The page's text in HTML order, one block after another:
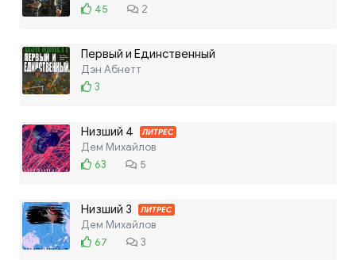
45
2
Первый и Единственный
Дэн Абнетт
3
Низший 4 ЛИТРЕС
Дем Михайлов
63
5
Низший 3 ЛИТРЕС
Дем Михайлов
67
3